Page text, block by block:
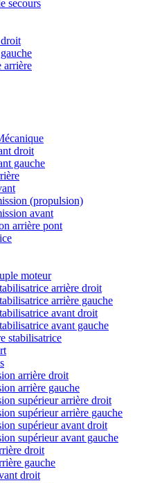
secours
arrière
droit
gauche
(propulsion)
avant
arrière pont
moteur
arrière droit
arrière gauche
avant droit
avant gauche
stabilisatrice
arrière droit
arrière gauche
supérieur arrière droit
supérieur arrière gauche
supérieur avant droit
supérieur avant gauche
droit
gauche
droit